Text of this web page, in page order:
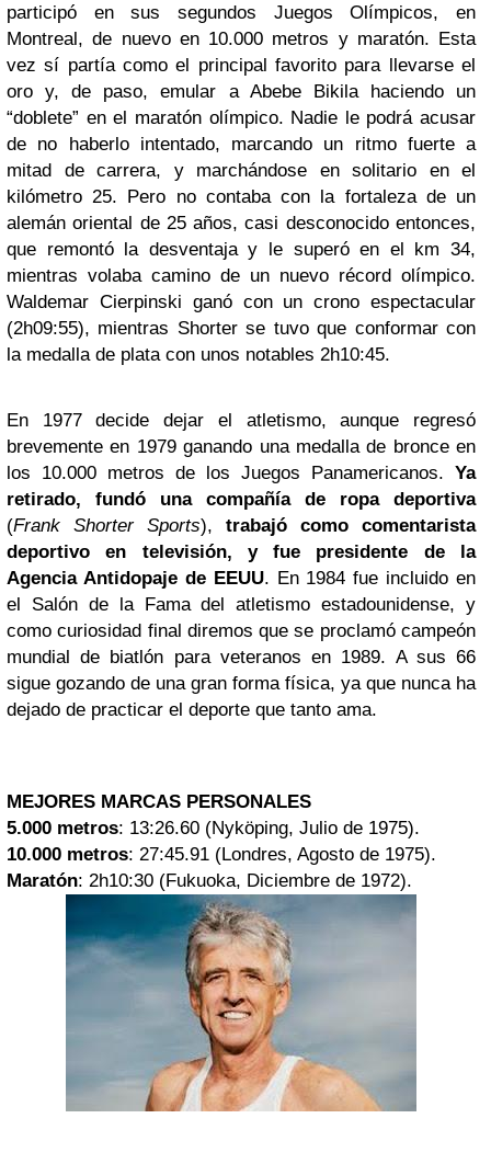
participó en sus segundos Juegos Olímpicos, en
Montreal, de nuevo en 10.000 metros y maratón. Esta
vez sí partía como el principal favorito para llevarse el
oro y, de paso, emular a Abebe Bikila haciendo un
“doblete” en el maratón olímpico. Nadie le podrá acusar
de no haberlo intentado, marcando un ritmo fuerte a
mitad de carrera, y marchándose en solitario en el
kilómetro 25. Pero no contaba con la fortaleza de un
alemán oriental de 25 años, casi desconocido entonces,
que remontó la desventaja y le superó en el km 34,
mientras volaba camino de un nuevo récord olímpico.
Waldemar Cierpinski ganó con un crono espectacular
(2h09:55), mientras Shorter se tuvo que conformar con
la medalla de plata con unos notables 2h10:45.
En 1977 decide dejar el atletismo, aunque regresó
brevemente en 1979 ganando una medalla de bronce en
los 10.000 metros de los Juegos Panamericanos. Ya
retirado, fundó una compañía de ropa deportiva
(Frank Shorter Sports), trabajó como comentarista
deportivo en televisión, y fue presidente de la
Agencia Antidopaje de EEUU. En 1984 fue incluido en
el Salón de la Fama del atletismo estadounidense, y
como curiosidad final diremos que se proclamó campeón
mundial de biatlón para veteranos en 1989. A sus 66
sigue gozando de una gran forma física, ya que nunca ha
dejado de practicar el deporte que tanto ama.
MEJORES MARCAS PERSONALES
5.000 metros: 13:26.60 (Nyköping, Julio de 1975).
10.000 metros: 27:45.91 (Londres, Agosto de 1975).
Maratón: 2h10:30 (Fukuoka, Diciembre de 1972).